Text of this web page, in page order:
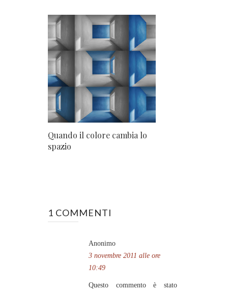
Quando il colore cambia lo
spazio
1 COMMENTI
Anonimo
3 novembre 2011 alle ore
10:49
Questo commento è stato